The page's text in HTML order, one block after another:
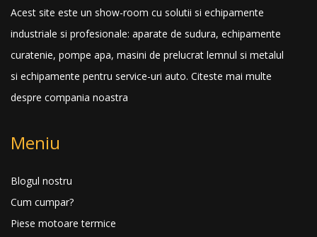
Acest site este un show-room cu solutii si echipamente
industriale si profesionale: aparate de sudura, echipamente
curatenie, pompe apa, masini de prelucrat lemnul si metalul
si echipamente pentru service-uri auto. Citeste mai multe
despre compania noastra
Meniu
Blogul nostru
Cum cumpar?
Piese motoare termice